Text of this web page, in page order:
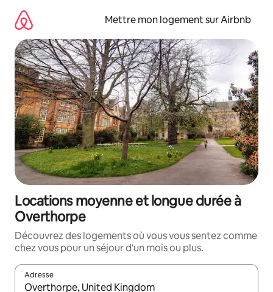
directement
contenu
Mettre mon logement sur Airbnb
Locations moyenne et longue durée à
Overthorpe
Découvrez des logements où vous vous sentez comme
chez vous pour un séjour d'un mois ou plus.
Adresse
Lorsque les résultats s'affichent, utilisez les flèches vers le